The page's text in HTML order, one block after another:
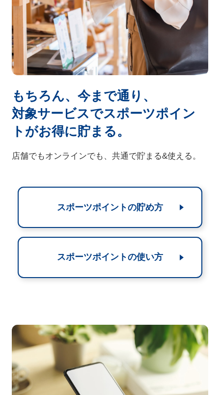
もちろん、今まで通り、
対象サービスでスポーツポイン
トがお得に貯まる。
店舗でもオンラインでも、共通で貯まる&使える。
スポーツポイントの貯め方
スポーツポイントの使い方